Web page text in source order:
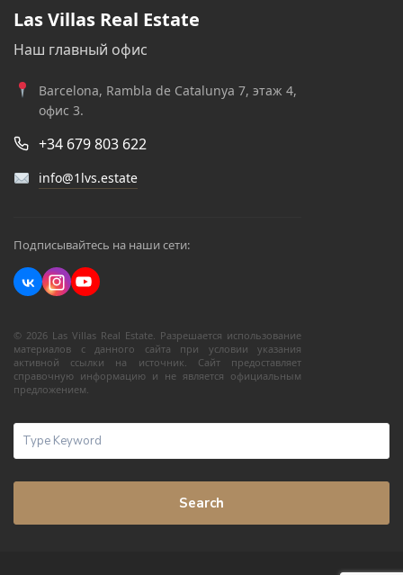
Las Villas Real Estate
Наш главный офис
Barcelona, Rambla de Catalunya 7, этаж 4,
офис 3.
+34 679 803 622
info@1lvs.estate
Подписывайтесь на наши сети:
© 2026 Las Villas Real Estate. Разрешается использование
материалов с данного сайта при условии указания
активной ссылки на источник. Сайт предоставляет
справочную информацию и не является официальным
предложением.
Search